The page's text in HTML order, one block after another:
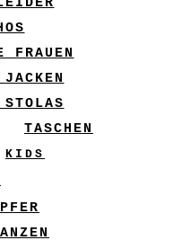
FRAUEN
TASCHEN
KIDS